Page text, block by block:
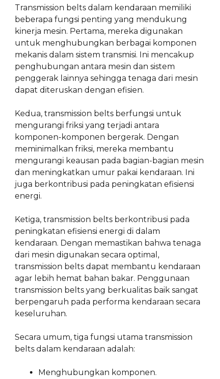
Transmission belts dalam kendaraan memiliki
beberapa fungsi penting yang mendukung
kinerja mesin. Pertama, mereka digunakan
untuk menghubungkan berbagai komponen
mekanis dalam sistem transmisi. Ini mencakup
penghubungan antara mesin dan sistem
penggerak lainnya sehingga tenaga dari mesin
dapat diteruskan dengan efisien.
Kedua, transmission belts berfungsi untuk
mengurangi friksi yang terjadi antara
komponen-komponen bergerak. Dengan
meminimalkan friksi, mereka membantu
mengurangi keausan pada bagian-bagian mesin
dan meningkatkan umur pakai kendaraan. Ini
juga berkontribusi pada peningkatan efisiensi
energi.
Ketiga, transmission belts berkontribusi pada
peningkatan efisiensi energi di dalam
kendaraan. Dengan memastikan bahwa tenaga
dari mesin digunakan secara optimal,
transmission belts dapat membantu kendaraan
agar lebih hemat bahan bakar. Penggunaan
transmission belts yang berkualitas baik sangat
berpengaruh pada performa kendaraan secara
keseluruhan.
Secara umum, tiga fungsi utama transmission
belts dalam kendaraan adalah:
Menghubungkan komponen.